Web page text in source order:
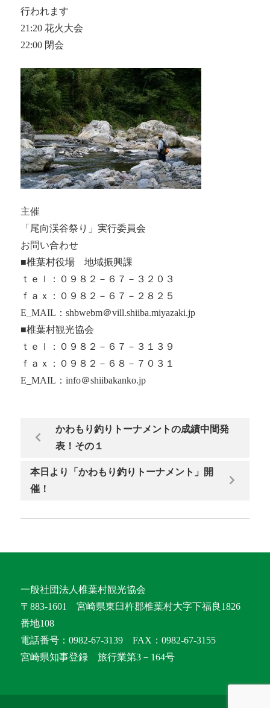
行われます
21:20 花火大会
22:00 閉会
主催
「尾向渓谷祭り」実行委員会
お問い合わせ
■椎葉村役場 地域振興課
ｔｅｌ：０９８２－６７－３２０３
ｆａｘ：０９８２－６７－２８２５
E_MAIL：shbwebm＠vill.shiiba.miyazaki.jp
■椎葉村観光協会
ｔｅｌ：０９８２－６７－３１３９
ｆａｘ：０９８２－６８－７０３１
E_MAIL：info＠shiibakanko.jp
かわもり釣りトーナメントの成績中間発
表！その１
本日より「かわもり釣りトーナメント」開
催！
一般社団法人椎葉村観光協会
〒883-1601 宮崎県東臼杵郡椎葉村大字下福良1826
番地108
電話番号：0982-67-3139 FAX：0982-67-3155
宮崎県知事登録 旅行業第3－164号